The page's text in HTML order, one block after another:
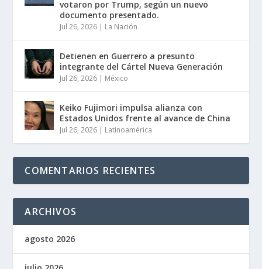
votaron por Trump, según un nuevo
documento presentado.
Jul 26, 2026 | La Nación
Detienen en Guerrero a presunto
integrante del Cártel Nueva Generación
Jul 26, 2026 | México
Keiko Fujimori impulsa alianza con
Estados Unidos frente al avance de China
Jul 26, 2026 | Latinoamérica
COMENTARIOS RECIENTES
ARCHIVOS
agosto 2026